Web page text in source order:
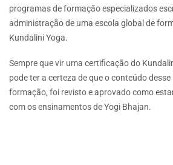
programas de formação especializados
administração de uma escola global de
Kundalini Yoga.
Sempre que vir uma certificação do
pode ter a certeza de que o conteúdo
formação, foi revisto e aprovado como
com os ensinamentos de Yogi Bhajan.